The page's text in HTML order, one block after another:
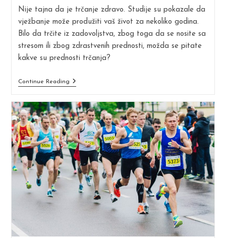
modified:
Nije tajna da je trčanje zdravo. Studije su pokazale da
vježbanje može produžiti vaš život za nekoliko godina.
Bilo da trčite iz zadovoljstva, zbog toga da se nosite sa
stresom ili zbog zdrastvenih prednosti, možda se pitate
kakve su prednosti trčanja?
Continue ReadingZDRAVSTVENE